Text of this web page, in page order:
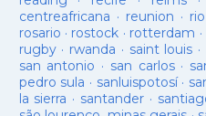
centreafricana · reunion ·
rosario · rostock · rotterdam ·
rugby· rwanda · saint louis ·
san antonio · san carlos·
pedro sula · sanluispotosí·
la sierra · santander ·